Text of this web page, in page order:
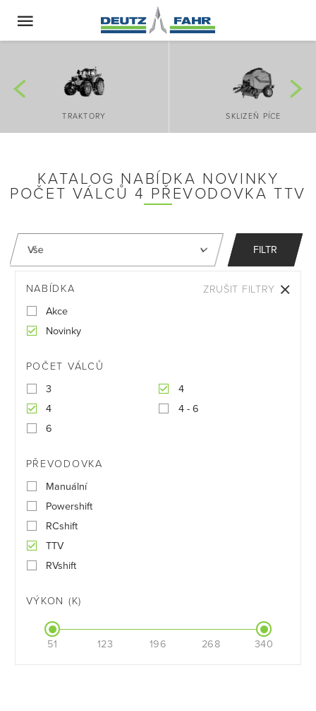
TRAKTORY SKLIZEŇ PÍCE
KATALOG NABÍDKA NOVINKY
POČET VÁLCŮ 4 PŘEVODOVKA TTV
FILTR
NABÍDKA
Akce
Novinky
POČET VÁLCŮ
3
4
4
4 - 6
6
PŘEVODOVKA
Manuální
Powershift
RCshift
TTV
RVshift
VÝKON (K)
51 123 196 268 340
ZRUŠIT FILTRY